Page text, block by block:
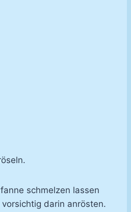
schmelzen lassen
darin anrösten.